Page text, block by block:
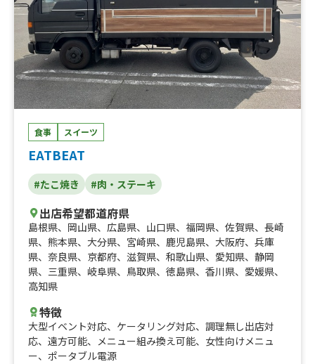
食事 スイーツ
EATBEAT
#たこ焼き #肉・ステーキ
出店希望都道府県
島根県、 岡山県、 広島県、 山口県、 福岡県、 佐賀県、 長崎
県、 熊本県、 大分県、 宮崎県、 鹿児島県、 大阪府、 兵庫
県、 奈良県、 京都府、 滋賀県、 和歌山県、 愛知県、 静岡
県、 三重県、 岐阜県、 鳥取県、 徳島県、 香川県、 愛媛県、
高知県
特徴
大型イベント対応、 ケータリング対応、 調理無し出店対
応、 遠方可能、 メニュー組み換え可能、 女性向けメニュ
ー、 ポータブル電源